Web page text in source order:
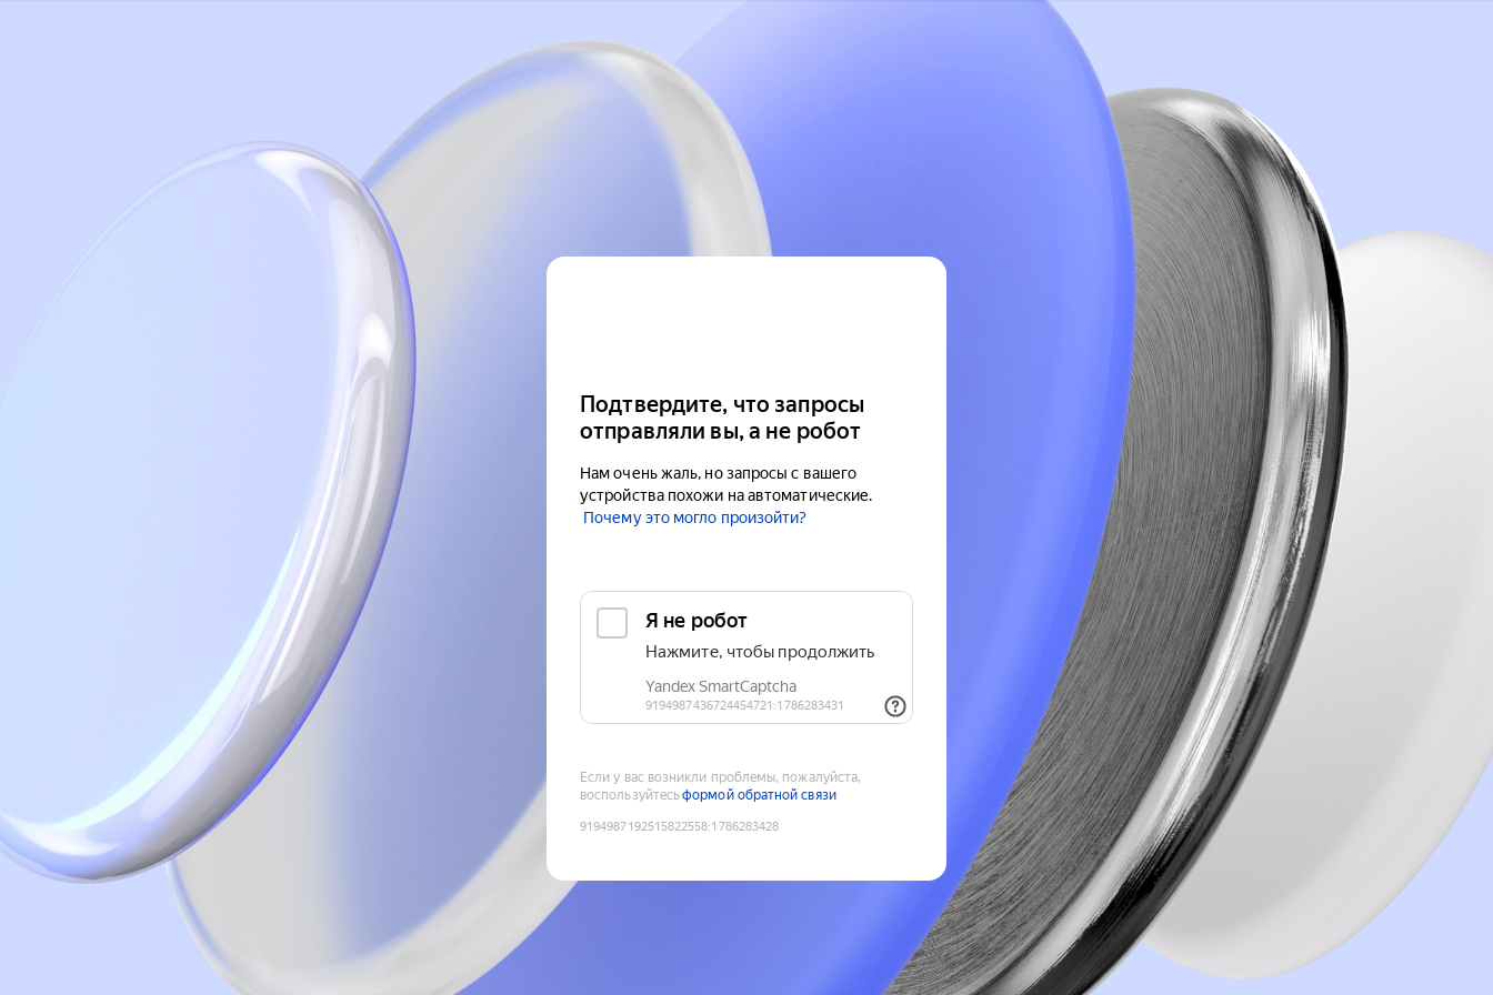
Подтвердите, что запросы
отправляли вы, а не робот
Нам очень жаль, но запросы с вашего
устройства похожи на автоматические.
Почему это могло произойти?
Если у вас возникли проблемы, пожалуйста,
воспользуйтесьформой обратной связи
9194987192515822558:1786283428